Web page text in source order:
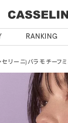
RANKING
リーニ)バラモチーフミ